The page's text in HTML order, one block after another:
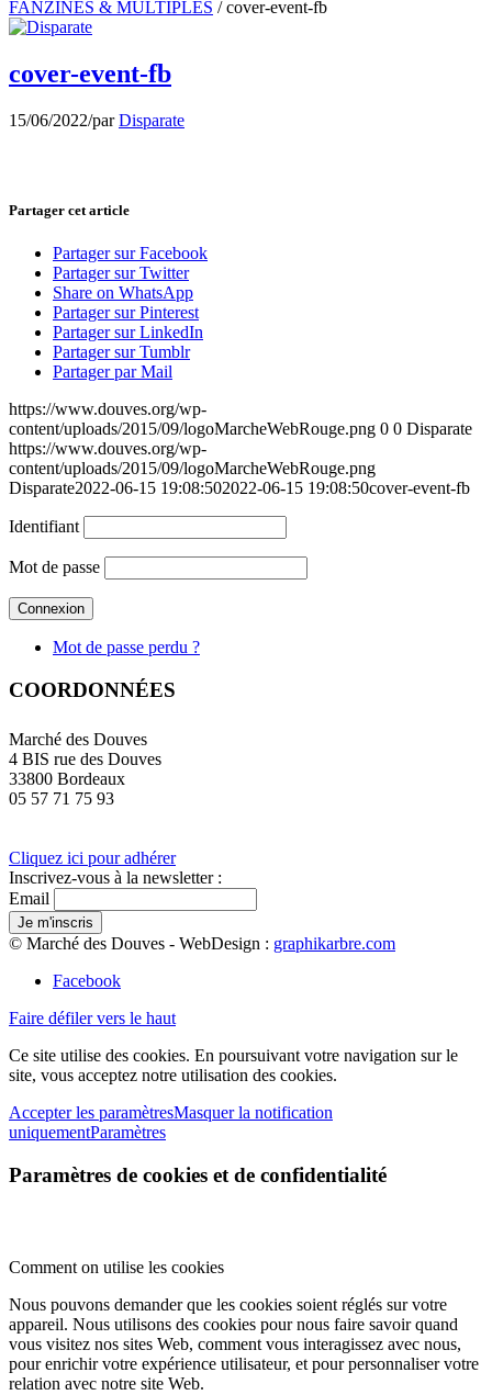
FANZINES & MULTIPLES / cover-event-fb
cover-event-fb
15/06/2022/parDisparate
Partager cet article
Partager sur Facebook
Partager sur Twitter
Share on WhatsApp
Partager sur Pinterest
Partager sur LinkedIn
Partager sur Tumblr
Partager par Mail
https://www.douves.org/wp-
content/uploads/2015/09/logoMarcheWebRouge.png 0 0 Disparate
https://www.douves.org/wp-
content/uploads/2015/09/logoMarcheWebRouge.png
Disparate2022-06-15 19:08:502022-06-15 19:08:50cover-event-fb
Identifiant
Mot de passe
Mot de passe perdu ?
COORDONNÉES
Marché des Douves
4 BIS rue des Douves
33800 Bordeaux
05 57 71 75 93
Cliquez ici pour adhérer
Inscrivez-vous à la newsletter :
Email
© Marché des Douves - WebDesign : graphikarbre.com
Facebook
Faire défiler vers le haut
Ce site utilise des cookies. En poursuivant votre navigation sur le
site, vous acceptez notre utilisation des cookies.
Accepter les paramètresMasquer la notification
uniquementParamètres
Paramètres de cookies et de confidentialité
Comment on utilise les cookies
Nous pouvons demander que les cookies soient réglés sur votre
appareil. Nous utilisons des cookies pour nous faire savoir quand
vous visitez nos sites Web, comment vous interagissez avec nous,
pour enrichir votre expérience utilisateur, et pour personnaliser votre
relation avec notre site Web.